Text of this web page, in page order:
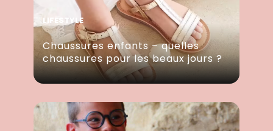
LIFESTYLE
Chaussures enfants – quelles
chaussures pour les beaux jours ?